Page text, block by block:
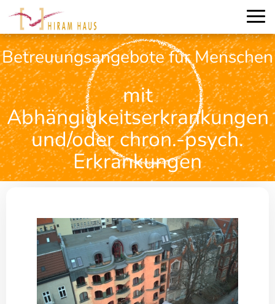
Betreuungsangebote für Menschen
mit
Abhängigkeitserkrankungen
und/oder chron.-psych.
Erkrankungen